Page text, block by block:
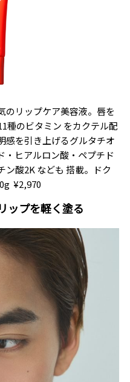
のリップケア美容液。 唇を
種のビタミン をカクテル配
感を引き上げるグルタチオ
・ヒアルロン酸・ペプチド
ン酸2K なども 搭載。
ドク
¥2,970
ップを軽く塗る